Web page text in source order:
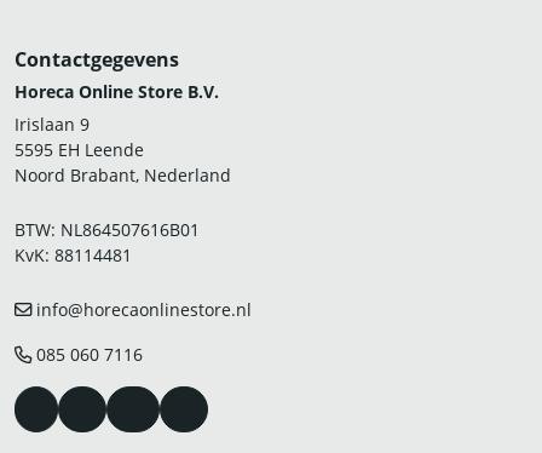
Contactgegevens
Horeca Online Store B.V.
Irislaan 9
5595 EH Leende
Noord Brabant, Nederland
BTW: NL864507616B01
KvK: 88114481
info@horecaonlinestore.nl
085 060 7116